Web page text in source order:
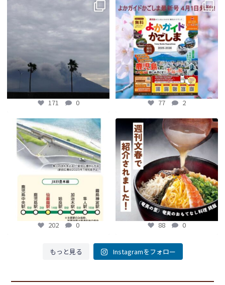
【fromよかガイド】〜鹿児島観光の
171 0
よかガイド最新号、ぜひご覧くださ
い
【fromよかガイド】
...
77 2
77 2
【鹿児島観光トピックス】〜鹿児島中
央駅から約8分!! 「仙巌園駅」誕生〜
...
202 0
202 0
【fromよかガイド】～かごかご . jpか
らのお知らせ ～
...
88 0
88 0
もっと見る Instagramをフォロー